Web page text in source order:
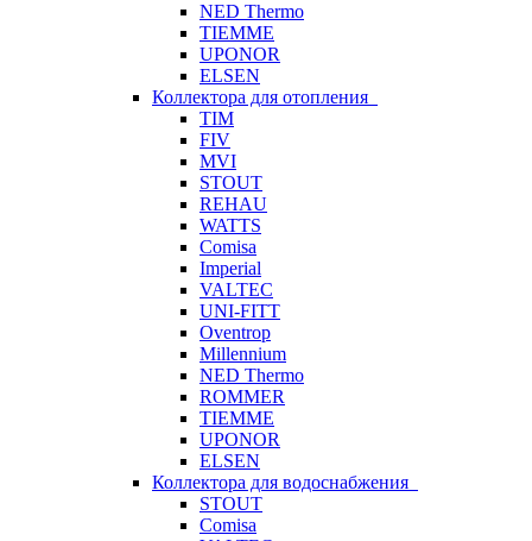
NED Thermo
TIEMME
UPONOR
ELSEN
Коллектора для отопления
TIM
FIV
MVI
STOUT
REHAU
WATTS
Comisa
Imperial
VALTEC
UNI-FITT
Oventrop
Millennium
NED Thermo
ROMMER
TIEMME
UPONOR
ELSEN
Коллектора для водоснабжения
STOUT
Comisa